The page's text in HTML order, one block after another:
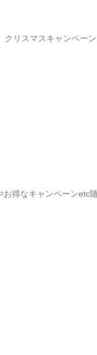
リスマスキャンペー
得なキャンペーン